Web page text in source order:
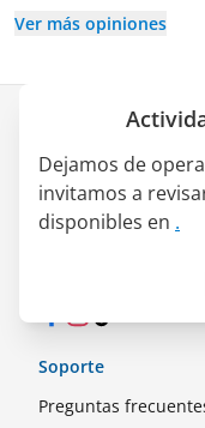
Ver más opiniones
Dejamos de
invitamos a
disponibles en .
Quiénes somos
Alianza LATAM Pass
Empleos
Soporte
Preguntas